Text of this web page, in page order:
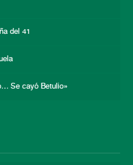
del 41
Se cayó Betulio»